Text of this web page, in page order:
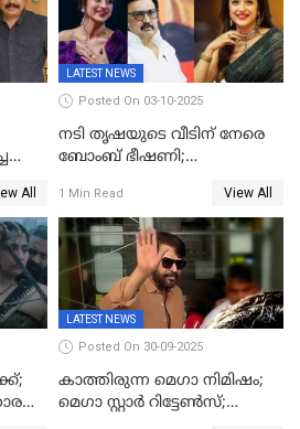
All
LATEST NEWS
Posted On 03-10-2025
നടി തൃഷയുടെ വീടിന് നേരെ
ബോംബ് ഭീഷണി;
കണ്ടെത്തൽ
1 Min Read View All
LATEST NEWS
Posted On 30-09-2025
കാത്തിരുന്ന മെഗാ നിമിഷം;
മെഗാ സ്റ്റാർ റിട്ടേൺസ്;